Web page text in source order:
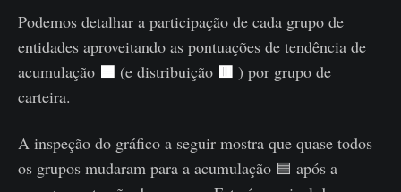
Podemos detalhar a participação de cada grupo de
entidades aproveitando as pontuações de tendência de
acumulação 🟦 (e distribuição 🟥 ) por grupo de
carteira.
A inspeção do gráfico a seguir mostra que quase todos
os grupos mudaram para a acumulação 🟦 após a